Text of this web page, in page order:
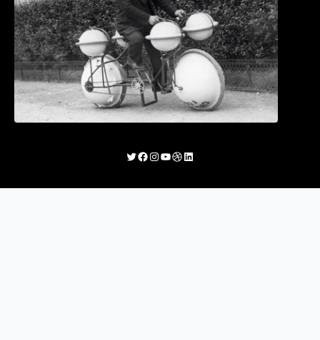
Twitter
Facebook
Instagram
YouTube
Dribbble
LinkedIn